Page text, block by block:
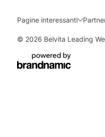
Pagine interessanti
© 2026 Belvita Leading